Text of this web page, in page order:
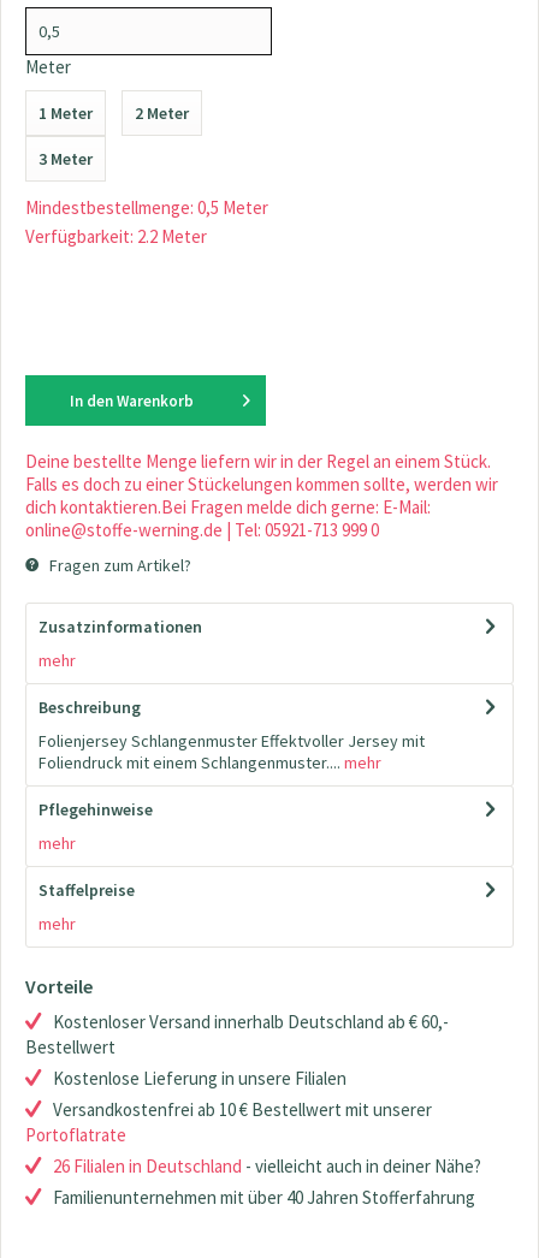
Meter
1 Meter 2 Meter
3 Meter
Mindestbestellmenge: 0,5 Meter
Verfügbarkeit: 2.2 Meter
In den Warenkorb
Deine bestellte Menge liefern wir in der Regel an einem Stück.
Falls es doch zu einer Stückelungen kommen sollte, werden wir
dich kontaktieren.Bei Fragen melde dich gerne: E-Mail:
online@stoffe-werning.de | Tel: 05921-713 999 0
Fragen zum Artikel?
Zusatzinformationen
mehr
Beschreibung
Folienjersey Schlangenmuster Effektvoller Jersey mit
Foliendruck mit einem Schlangenmuster.... mehr
Pflegehinweise
mehr
Staffelpreise
mehr
Vorteile
Kostenloser Versand innerhalb Deutschland ab € 60,-
Bestellwert
Kostenlose Lieferung in unsere Filialen
Versandkostenfrei ab 10 € Bestellwert mit unserer
Portoflatrate
26 Filialen in Deutschland - vielleicht auch in deiner Nähe?
Familienunternehmen mit über 40 Jahren Stofferfahrung